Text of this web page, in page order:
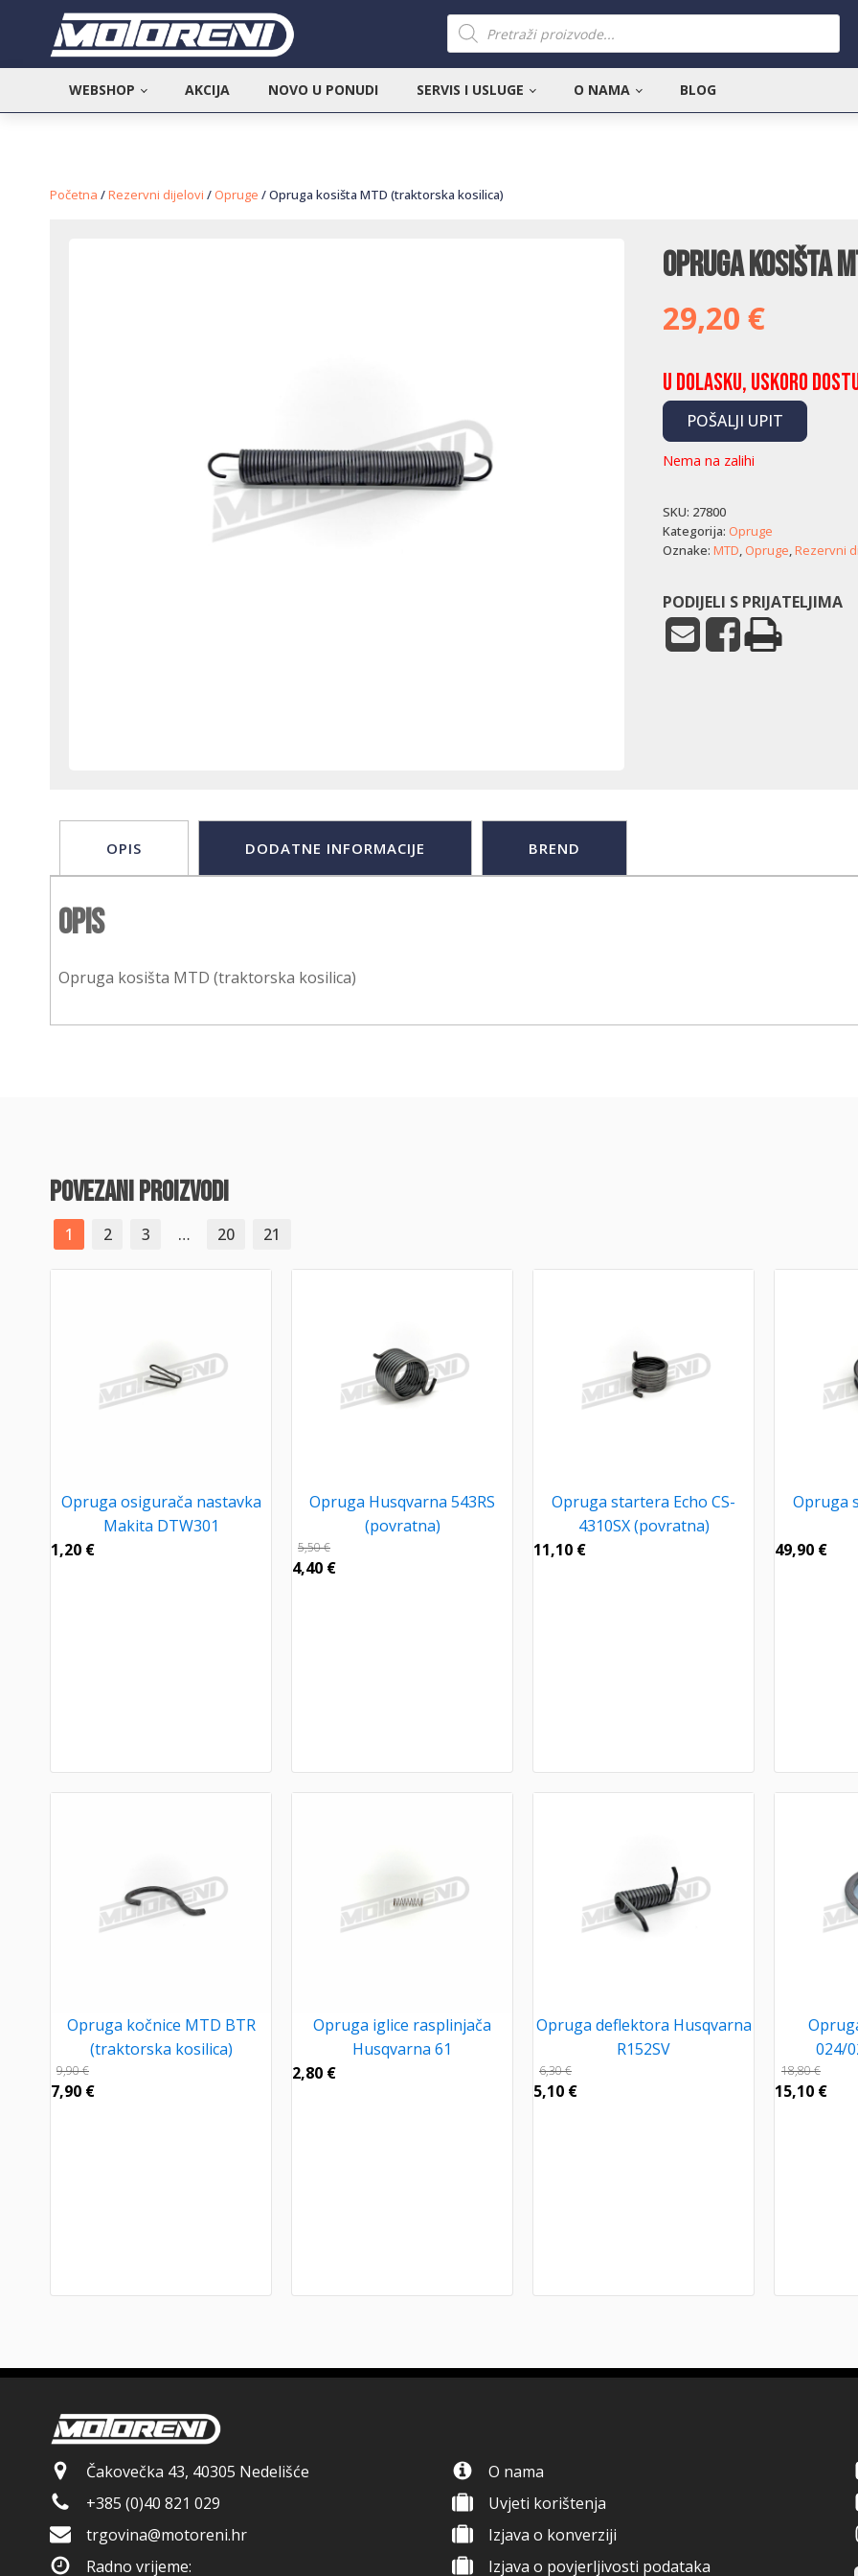
Products
search
WEBSHOP AKCIJA NOVO U PONUDI SERVIS I USLUGE O NAMA BLOG
Početna /Rezervni dijelovi / Opruge / Opruga kosišta MTD (traktorska kosilica)
Opruga kosišta
29,20 €
U dolasku, uskoro
POŠALJI UPIT
Nema na zalihi
SKU: 27800
Kategorija: Opruge
Oznake: MTD, Opruge,Rezervni
PODIJELI S PRIJATELJIMA
OPIS DODATNE INFORMACIJE BREND
Opis
Opruga kosišta MTD (traktorska kosilica)
povezani proizvodi
1 2 3 … 20 21
Opruga osigurača nastavka
Makita DTW301
1,20 €
Opruga Husqvarna 543RS
(povratna)
5,50€
4,40 €
Opruga startera Echo CS-
4310SX (povratna)
11,10 €
Opruga
49,90 €
Opruga kočnice MTD BTR
(traktorska kosilica)
9,90€
7,90 €
Opruga iglice rasplinjača
Husqvarna 61
2,80 €
Opruga deflektora Husqvarna
R152SV
6,30€
5,10 €
024/
18,80€
15,10 €
Čakovečka 43, 40305 Nedelišće
+385 (0)40 821 029
trgovina@motoreni.hr
Radno vrijeme:
O nama
Uvjeti korištenja
Izjava o konverziji
Izjava o povjerljivosti podataka